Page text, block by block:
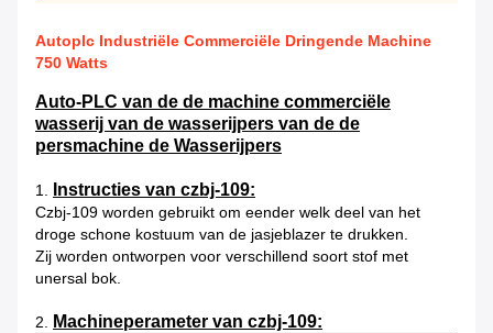
Autoplc Industriële Commerciële Dringende Machine
750 Watts
Auto-PLC van de de machine commerciële
wasserij van de wasserijpers van de de
persmachine de Wasserijpers
1. Instructies van czbj-109:
Czbj-109 worden gebruikt om eender welk deel van het
droge schone kostuum van de jasjeblazer te drukken.
Zij worden ontworpen voor verschillend soort stof met
unersal bok.
2. Machineperameter van czbj-109: